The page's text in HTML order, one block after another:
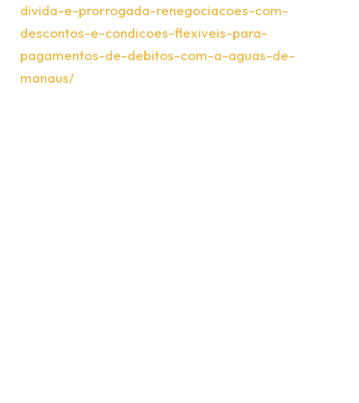
divida-e-prorrogada-renegociacoes-com-
descontos-e-condicoes-flexiveis-para-
pagamentos-de-debitos-com-a-aguas-de-
manaus/